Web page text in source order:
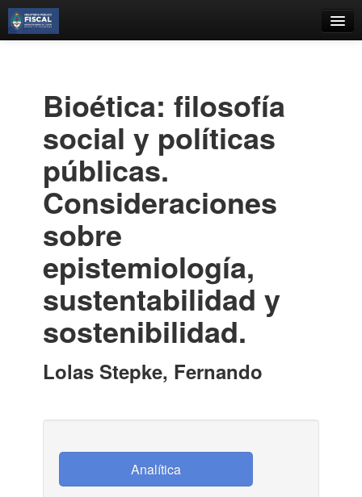
Estantes Virtuales
Contacto
Iniciar sesión
Bioética: filosofía
social y políticas
públicas.
Consideraciones
sobre
epistemiología,
sustentabilidad y
sostenibilidad.
Lolas Stepke, Fernando